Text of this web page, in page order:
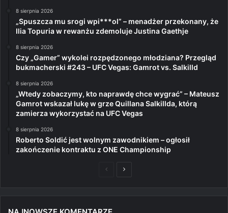
8 sierpnia 2026
„Spuszcza mu srogi wpi***ol” – menadżer przekonany, że
Ilia Topuria w rewanżu zdemoluje Justina Gaethje
8 sierpnia 2026
Czy „Gamer” wykolei rozpędzonego młodziana? Przegląd
bukmacherski #243 – UFC Vegas: Gamrot vs. Salkilld
8 sierpnia 2026
„Wtedy zobaczymy, kto naprawdę chce wygrać” – Mateusz
Gamrot wskazał lukę w grze Quillana Salkillda, którą
zamierza wykorzystać na UFC Vegas
8 sierpnia 2026
Roberto Soldić jest wolnym zawodnikiem – ogłosił
zakończenie kontraktu z ONE Championship
PoprzedniaNastępna